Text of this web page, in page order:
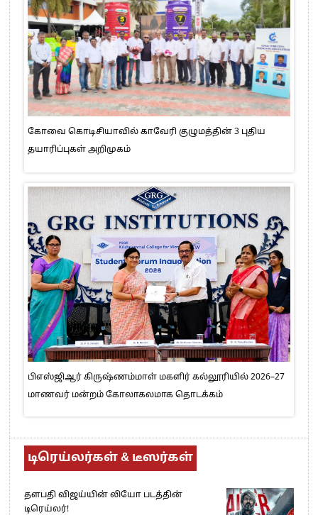
கோவை கொடிசியாவில் காவேரி குழுமத்தின் 3 புதிய
தயாரிப்புகள் அறிமுகம்
பிஎஸ்ஜிஆர் கிருஷ்ணம்மாள் மகளிர் கல்லூரியில் 2026–27
மாணவர் மன்றம் கோலாகலமாக தொடக்கம்
டிரெய்லர்கள் & டீஸர்கள்
தளபதி விஜய்யின் லியோ படத்தின்
டிரெய்லர்!